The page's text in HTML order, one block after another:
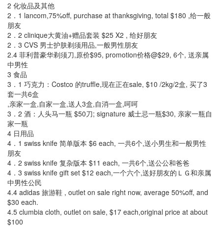
2 化妆品及其他
2．1 lancom,75%off, purchase at thanksgiving, total $180 ,给一般
朋友
2．2 clinique大黄油+赠品套装 $25 X2 , 给好朋友
2．3 CVS 男士护肤剃须用品,一般男性朋友
2.4 菲利普豪华剃须刀,原价$95, promotion价格@$29, 6个, 送亲属
中男性
3 食品
3．1 巧克力：Costco 的truffle,现在正在sale, $10 /2kg/2盒, 买了3
套一共6盒
,亲家一盒,自家一盒,送人3盒,自消一盒,呵呵
3．2 酒：人头马一瓶 $50刀; signature 威士忌一瓶$30, 亲家一瓶自
家一瓶
4 日用品
4．1 swiss knife 简单版本 $6 each, 一共6个,送小男生和一般男性
朋友
4．2 swiss knife 复杂版本 $11 each, 一共6个,送公公和爸爸
4．3 swiss knife gift set $12 each,一个六个,送好朋友的ＬＧ和亲属
中男性公民
4.4 adidas 旅游鞋 , outlet on sale right now, average 50%off, and
$30 each.
4.5 clumbia cloth, outlet on sale, $17 each,original price at about
$100